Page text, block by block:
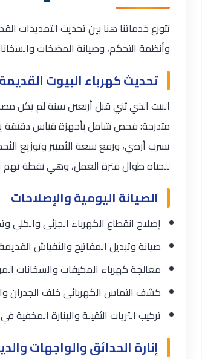
تتوزع خدماتنا هنا بين تحديث التمديدات
وأنظمة التحكم، وصيانة المضخات
تحديث كهرباء البيوت القديمة
البيت الذي بُني قبل أربعين سنة لم يكن
متدرجة: فحص شامل بأجهزة قياس دقيقة
تسرب أرضي، ورفع سعة الأمبير وتوزيع
للحياة طوال فترة العمل، وهي نقطة تهم
الصيانة اليومية والإصلاحات
إصلاح انقطاع الكهرباء الجزئي
صيانة وتبديل المفاتيح والأفياش
معالجة كهرباء المكيفات والسخانات
كشف التماس الكهربائي خلف الجدران
تركيب الثريات الثقيلة والإنارة المخفية
إنارة الحدائق والواجهات